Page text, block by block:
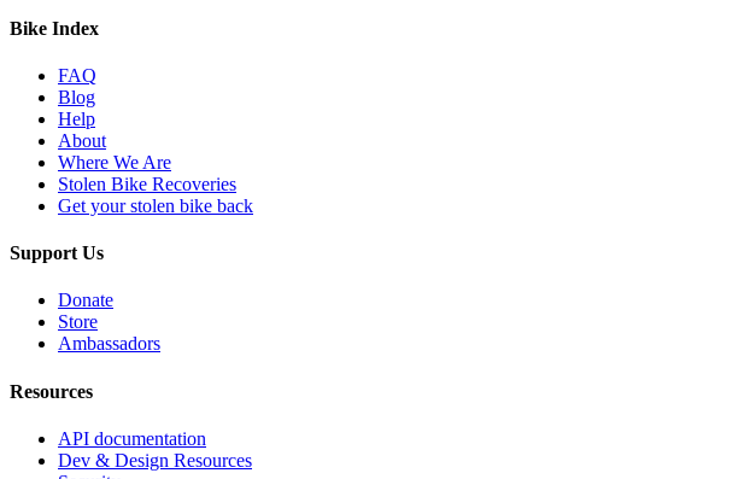
Bike Index
FAQ
Blog
Help
About
Where We Are
Stolen Bike Recoveries
Get your stolen bike back
Support Us
Donate
Store
Ambassadors
Resources
API documentation
Dev & Design Resources